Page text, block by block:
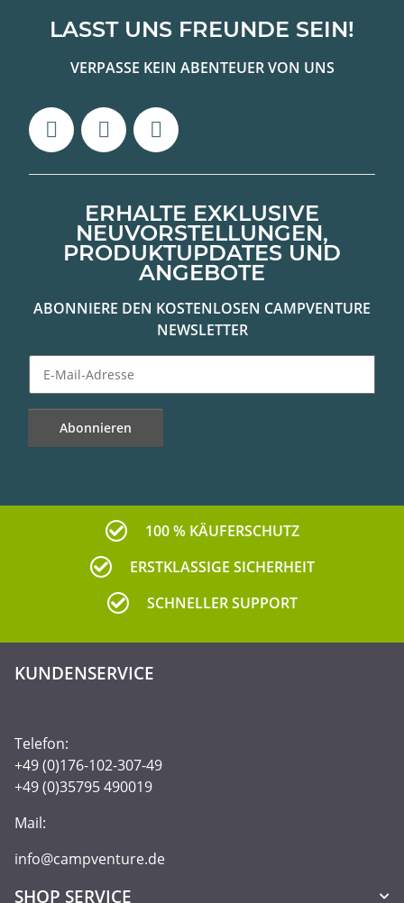
LASST UNS FREUNDE SEIN!
VERPASSE KEIN ABENTEUER VON UNS
ERHALTE EXKLUSIVE
NEUVORSTELLUNGEN,
PRODUKTUPDATES UND
ANGEBOTE
ABONNIERE DEN KOSTENLOSEN CAMPVENTURE
NEWSLETTER
Abonnieren
100 % KÄUFERSCHUTZ
ERSTKLASSIGE SICHERHEIT
SCHNELLER SUPPORT
KUNDENSERVICE
Telefon:
+49 (0)176-102-307-49
+49 (0)35795 490019
Mail:
info@campventure.de
SHOP SERVICE